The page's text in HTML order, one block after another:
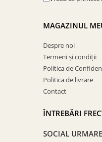
MAGAZINUL
Despre noi
Termeni și condiții
Politica de
Politica de livrare
Contact
ÎNTREBĂRI
SOCIAL